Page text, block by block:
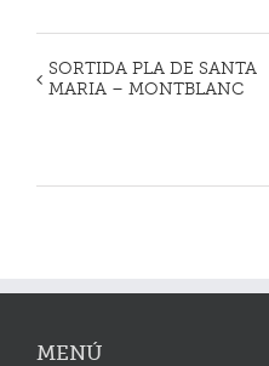
Navegació
d'Esdeveniment
SORTIDA PLA DE SANTA
MARIA – MONTBLANC
MENÚ